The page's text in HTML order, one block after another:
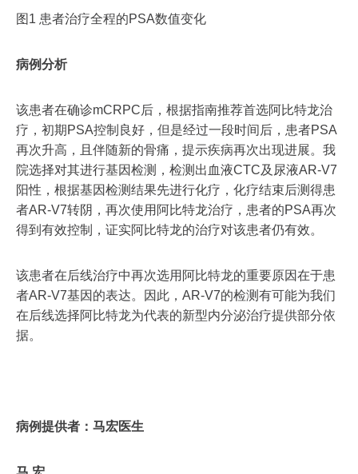
图1 患者治疗全程的PSA数值变化
病例分析
该患者在确诊mCRPC后，根据指南推荐首选阿比特龙治
疗，初期PSA控制良好，但是经过一段时间后，患者PSA
再次升高，且伴随新的骨痛，提示疾病再次出现进展。我
院选择对其进行基因检测，检测出血液CTC及尿液AR-V7
阳性，根据基因检测结果先进行化疗，化疗结束后测得患
者AR-V7转阴，再次使用阿比特龙治疗，患者的PSA再次
得到有效控制，证实阿比特龙的治疗对该患者仍有效。
该患者在后线治疗中再次选用阿比特龙的重要原因在于患
者AR-V7基因的表达。因此，AR-V7的检测有可能为我们
在后线选择阿比特龙为代表的新型内分泌治疗提供部分依
据。
病例提供者：马宏医生